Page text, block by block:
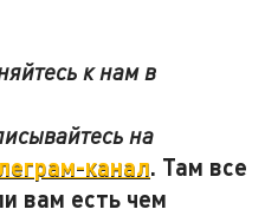
к нам в
на
канал. Там все
вам есть чем